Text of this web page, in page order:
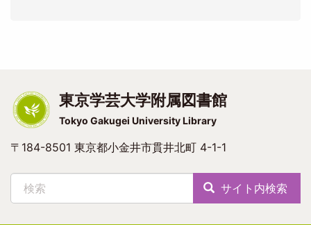
東京学芸大学附属図書館
Tokyo Gakugei University Library
〒184-8501 東京都小金井市貫井北町 4-1-1
検索
サイト内検索